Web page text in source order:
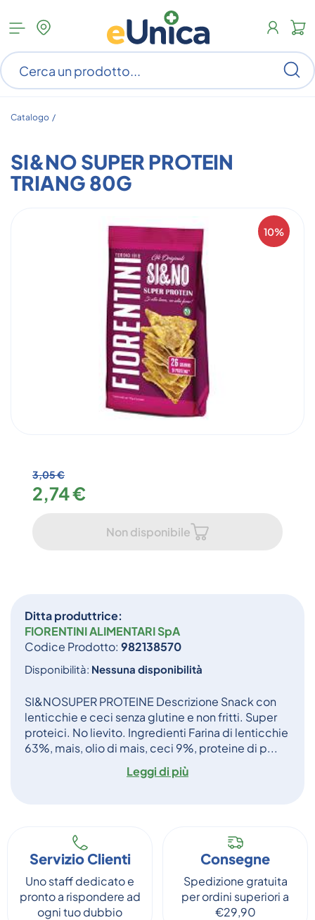
Apri
menu
categorie
Catalogo /
SI&NO SUPER PROTEIN
TRIANG 80G
10%
Ditta produttrice:
FIORENTINI ALIMENTARI SpA
Codice Prodotto: 982138570
Disponibilità: Nessuna disponibilità
SI&NOSUPER PROTEINE Descrizione Snack con
lenticchie e ceci senza glutine e non fritti. Super
proteici. No lievito. Ingredienti Farina di lenticchie
63%, mais, olio di mais, ceci 9%, proteine di p...
Leggi di più
3,05 €
2,74 €
Non disponibile
Servizio Clienti
Uno staff dedicato e
pronto a rispondere ad
ogni tuo dubbio
Consegne
Spedizione gratuita
per ordini superiori a
€29,90